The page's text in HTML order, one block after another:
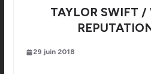
TAYLOR SWIFT
29 juin 2018